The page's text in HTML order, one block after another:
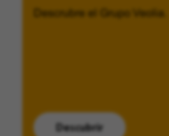
Descrubre el Grupo Veolia.
Descubrir